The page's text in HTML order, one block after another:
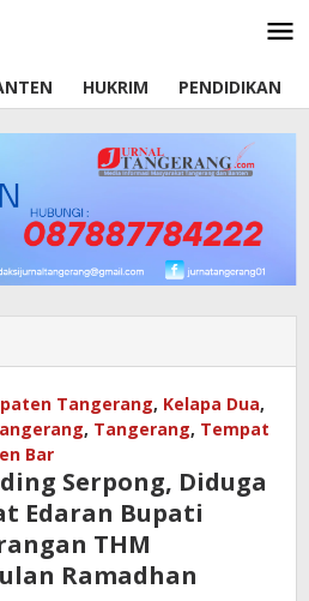
HUKRIM PENDIDIKAN
Tangerang, Kelapa Dua,
, Tangerang, Tempat
Bar
Serpong, Diduga
Edaran Bupati
THM
Ramadhan